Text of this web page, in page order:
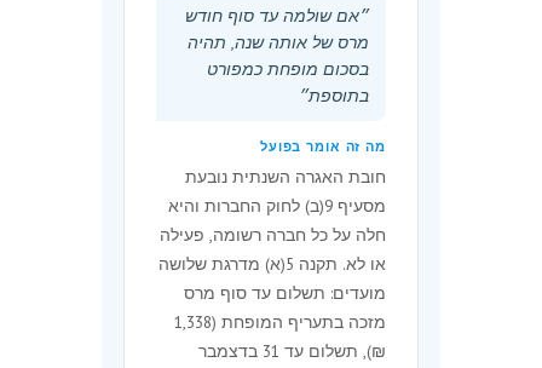
(ד) בתקנה זו -
״המדד״ - מדד המחירים לצרכן
שמפרסמת הלשכה המרכזית
לסטטיסטיקה;
״המדד החדש״ - המדד שפורסם
״המדד היסודי״ - המדד שפורסם
בחודש אוקטובר שלפני יום השינוי
הקודם, ולענין יום השינוי הראשון
שלאחר תחילתן של תקנות אלה -
המדד שפורסם לאחרונה לפני יום
תחילתן.
״אם שולמה עד סוף חודש
מרס של אותה שנה, תהיה
בסכום מופחת כמפורט
בתוספת״
מה זה אומר בפועל
חובת האגרה השנתית נובעת
מסעיף 9(ב) לחוק החברות והיא
חלה על כל חברה רשומה, פעילה
או לא. תקנה 5(א) מדרגת שלושה
מועדים: תשלום עד סוף מרס
מזכה בתעריף המופחת (1,338
₪), תשלום עד 31 בדצמבר